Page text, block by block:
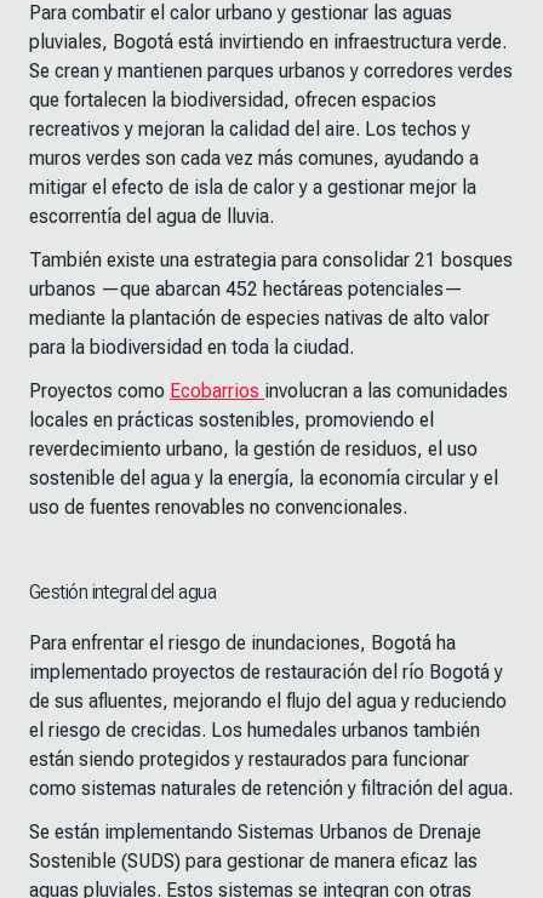
Para combatir el calor urbano y gestionar las aguas
pluviales, Bogotá está invirtiendo en infraestructura verde.
Se crean y mantienen parques urbanos y corredores verdes
que fortalecen la biodiversidad, ofrecen espacios
recreativos y mejoran la calidad del aire. Los techos y
muros verdes son cada vez más comunes, ayudando a
mitigar el efecto de isla de calor y a gestionar mejor la
escorrentía del agua de lluvia.
También existe una estrategia para consolidar 21 bosques
urbanos —que abarcan 452 hectáreas potenciales—
mediante la plantación de especies nativas de alto valor
para la biodiversidad en toda la ciudad.
Proyectos como Ecobarrios involucran a las comunidades
locales en prácticas sostenibles, promoviendo el
reverdecimiento urbano, la gestión de residuos, el uso
sostenible del agua y la energía, la economía circular y el
uso de fuentes renovables no convencionales.
Gestión integral del agua
Para enfrentar el riesgo de inundaciones, Bogotá ha
implementado proyectos de restauración del río Bogotá y
de sus afluentes, mejorando el flujo del agua y reduciendo
el riesgo de crecidas. Los humedales urbanos también
están siendo protegidos y restaurados para funcionar
como sistemas naturales de retención y filtración del agua.
Se están implementando Sistemas Urbanos de Drenaje
Sostenible (SUDS) para gestionar de manera eficaz las
aguas pluviales. Estos sistemas se integran con otras